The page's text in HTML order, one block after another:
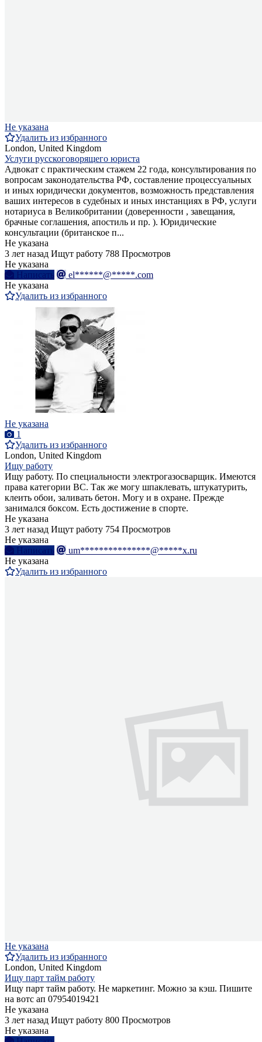
Не указана
Удалить из избранного
London, United Kingdom
Услуги русскоговорящего юриста
Адвокат с практическим стажем 22 года, консультирования по
вопросам законодательства РФ, составление процессуальных
и иных юридически документов, возможность представления
ваших интересов в судебных и иных инстанциях в РФ, услуги
нотариуса в Великобритании (доверенности , завещания,
брачные соглашения, апостиль и пр. ). Юридические
консультации (британское п...
Не указана
3 лет назад Ищут работу 788 Просмотров
Не указана
Написать
el******@*****.com
Не указана
Удалить из избранного
Не указана
1
Удалить из избранного
London, United Kingdom
Ищу работу
Ищу работу. По специальности электрогазосварщик. Имеются
права категории ВС. Так же могу шпаклевать, штукатурить,
клеить обои, заливать бетон. Могу и в охране. Прежде
занимался боксом. Есть достижение в спорте.
Не указана
3 лет назад Ищут работу 754 Просмотров
Не указана
Написать
um***************@*****x.ru
Не указана
Удалить из избранного
Не указана
Удалить из избранного
London, United Kingdom
Ищу парт тайм работу
Ищу парт тайм работу. Не маркетинг. Можно за кэш. Пишите
на вотс ап 07954019421
Не указана
3 лет назад Ищут работу 800 Просмотров
Не указана